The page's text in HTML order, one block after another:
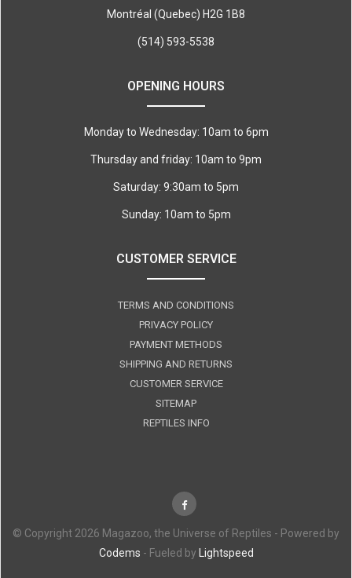
Montréal (Quebec) H2G 1B8
(514) 593-5538
OPENING HOURS
Monday to Wednesday: 10am to 6pm
Thursday and friday: 10am to 9pm
Saturday: 9:30am to 5pm
Sunday: 10am to 5pm
CUSTOMER SERVICE
TERMS AND CONDITIONS
PRIVACY POLICY
PAYMENT METHODS
SHIPPING AND RETURNS
CUSTOMER SERVICE
SITEMAP
REPTILES INFO
© Copyright 2026 Magazoo, the Universe of Reptiles - Powered by
Codems - Fueled by Lightspeed